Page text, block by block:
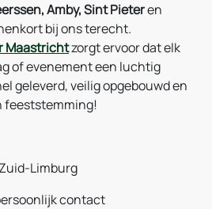
Amby, Sint Pieteren
bij ons terecht.
Maastrichtzorgt ervoor dat elk
of evenement een luchtig
geleverd, veilig opgebouwd en
feeststemming!
Limburg
contact